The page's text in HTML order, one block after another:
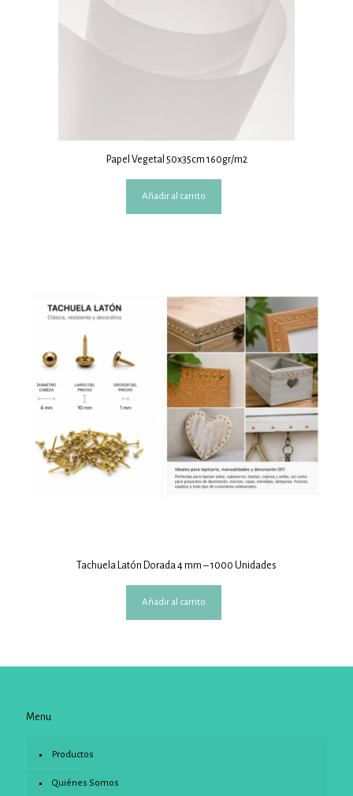
Papel Vegetal 50x35cm 160gr/m2
Añadir al carrito
Tachuela Latón Dorada 4 mm – 1000 Unidades
Añadir al carrito
Menu
Productos
Quiénes Somos